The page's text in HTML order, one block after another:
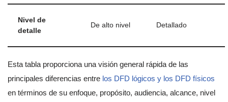
Nivel de
detalle
De alto nivel Detallado
Esta tabla proporciona una visión general rápida de las
principales diferencias entre los DFD lógicos y los DFD físicos
en términos de su enfoque, propósito, audiencia, alcance, nivel